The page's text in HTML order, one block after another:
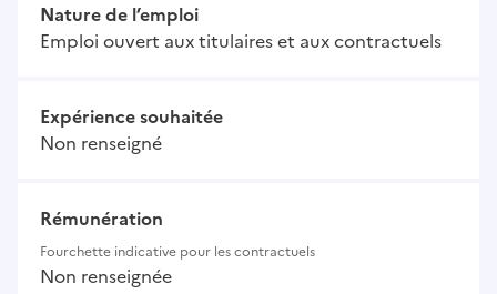
Nature de l’emploi
Emploi ouvert aux titulaires et aux contractuels
Expérience souhaitée
Non renseigné
Rémunération
Fourchette indicative pour les contractuels
Non renseignée